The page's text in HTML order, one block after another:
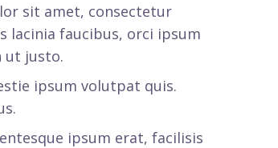
sit amet, consectetur
lacinia faucibus, orci ipsum
ut justo.
ipsum volutpat quis.
ipsum erat, facilisis